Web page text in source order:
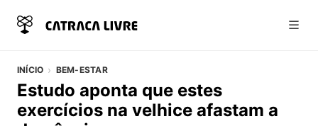
INÍCIO BEM-ESTAR
Estudo aponta que estes
exercícios na velhice afastam a